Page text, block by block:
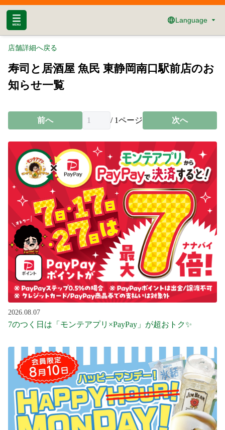
Language
店舗詳細へ戻る
寿司と居酒屋 魚民 東静岡南口駅前店のお
知らせ一覧
前へ / 1ページ 次へ
2026.08.07
7のつく日は「モンテアプリ×PayPay」が超おトク✨